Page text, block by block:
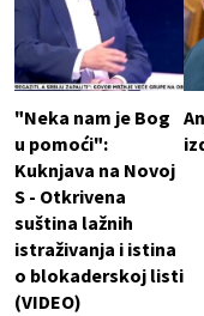
"Neka nam je Bog
u pomoći":
Kuknjava na Novoj
S - Otkrivena
suština lažnih
istraživanja i istina
o blokaderskoj listi
(VIDEO)